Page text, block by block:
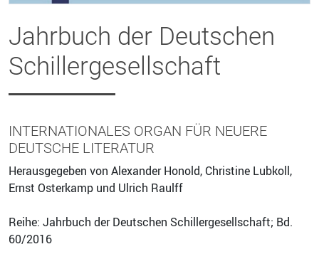
Jahrbuch der Deutschen
Schillergesellschaft
INTERNATIONALES ORGAN FÜR NEUERE
DEUTSCHE LITERATUR
Herausgegeben von Alexander Honold, Christine Lubkoll,
Ernst Osterkamp und Ulrich Raulff
Reihe: Jahrbuch der Deutschen Schillergesellschaft; Bd.
60/2016